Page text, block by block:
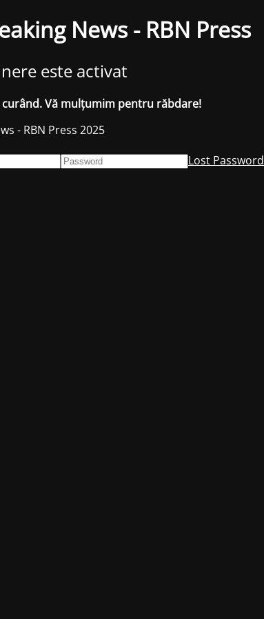
News - RBN Press
este activat
Vă mulțumim pentru răbdare!
- RBN Press 2025
Lost Password